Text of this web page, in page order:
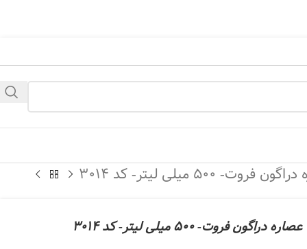
لیتر- کد 3014
500 میلی لیتر- کد 3014